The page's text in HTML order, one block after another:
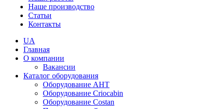
Наше производство
Статьи
Контакты
UA
Главная
О компании
Вакансии
Каталог оборудования
Оборудование AHT
Оборудование Criocabin
Оборудование Costan